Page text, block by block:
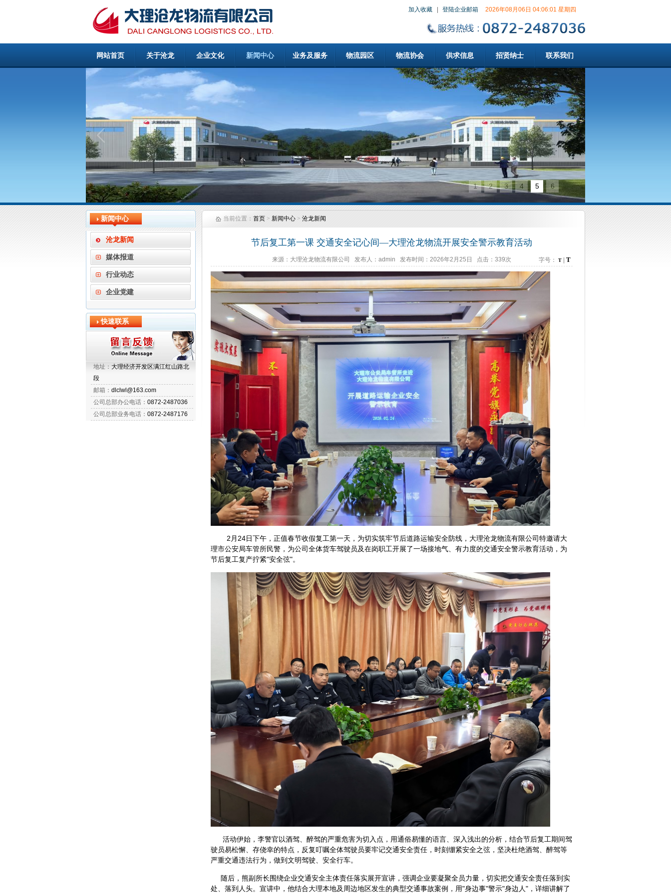
2026年08月06日 04:06:02 星期四
加入收藏 登陆企业邮箱
网站首页 关于沧龙 企业文化 新闻中心 业务及服务 物流园区 物流协会 供求信息 招贤纳士 联系我们
1 2 3 4 5 6
新闻中心
沧龙新闻
媒体报道
行业动态
企业党建
快速联系
地址： 大理经济开发区满江红山路北
段
邮箱： dlclwl@163.com
公司总部办公电话： 0872-2487036
公司总部业务电话： 0872-2487176
当前位置： 首页 > 新闻中心 > 沧龙新闻
节后复工第一课 交通安全记心间—大理沧龙物流开展安全警示教育活动
来源：大理沧龙物流有限公司 发布人：admin 发布时间：2026年2月25日 点击：339次 字号： T T
2月24日下午，正值春节收假复工第一天，为切实筑牢节后道路运输安全防线，大理沧龙物流有限公司特邀请大
理市公安局车管所民警，为公司全体货车驾驶员及在岗职工开展了一场接地气、有力度的交通安全警示教育活动，为
节后复工复产拧紧"安全弦"。
活动伊始，李警官以酒驾、醉驾的严重危害为切入点，用通俗易懂的语言、深入浅出的分析，结合节后复工期间驾
驶员易松懈、存侥幸的特点，反复叮嘱全体驾驶员要牢记交通安全责任，时刻绷紧安全之弦，坚决杜绝酒驾、醉驾等
严重交通违法行为，做到文明驾驶、安全行车。
随后，熊副所长围绕企业交通安全主体责任落实展开宣讲，强调企业要凝聚全员力量，切实把交通安全责任落到实
处、落到人头。宣讲中，他结合大理本地及周边地区发生的典型交通事故案例，用"身边事"警示"身边人"，详细讲解了